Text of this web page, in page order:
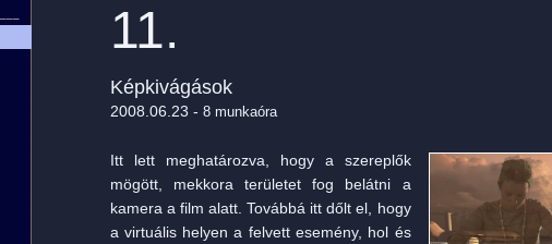
11.
Képkivágások
2008.06.23 - 8 munkaóra
Itt lett meghatározva, hogy a szereplők
mögött, mekkora területet fog belátni a
kamera a film alatt. Továbbá itt dőlt el, hogy
a virtuális helyen a felvett esemény, hol és